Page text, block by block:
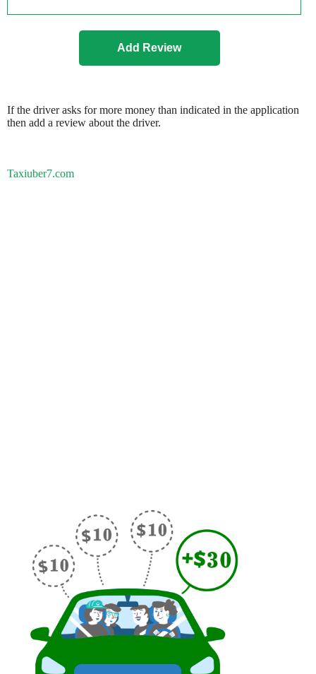
If the driver asks for more money than indicated in the application
then add a review about the driver.
Taxiuber7.com